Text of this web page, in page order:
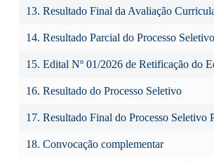
13. Resultado Final da Avaliação
14. Resultado Parcial do Processo Seletivo
15. Edital Nº 01/2026 de Retificação do
16. Resultado do Processo Seletivo
17. Resultado Final do Processo Seletivo
18. Convocação complementar